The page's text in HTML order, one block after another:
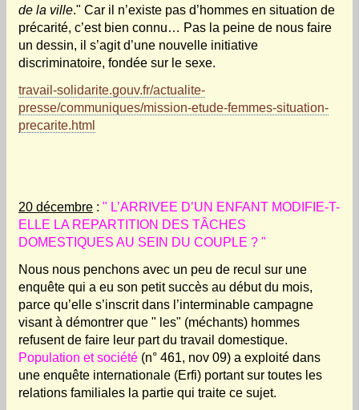
de la ville." Car il n’existe pas d’hommes en situation de
précarité, c’est bien connu… Pas la peine de nous faire
un dessin, il s’agit d’une nouvelle initiative
discriminatoire, fondée sur le sexe.
travail-solidarite.gouv.fr/actualite-
presse/communiques/mission-etude-femmes-situation-
precarite.html
20 décembre : " L’ARRIVEE D’UN ENFANT MODIFIE-T-
ELLE LA REPARTITION DES TÂCHES
DOMESTIQUES AU SEIN DU COUPLE ? "
Nous nous penchons avec un peu de recul sur une
enquête qui a eu son petit succès au début du mois,
parce qu’elle s’inscrit dans l’interminable campagne
visant à démontrer que " les" (méchants) hommes
refusent de faire leur part du travail domestique.
Population et société (n° 461, nov 09) a exploité dans
une enquête internationale (Erfi) portant sur toutes les
relations familiales la partie qui traite ce sujet.